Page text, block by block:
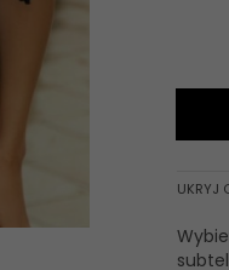
UKRYJ